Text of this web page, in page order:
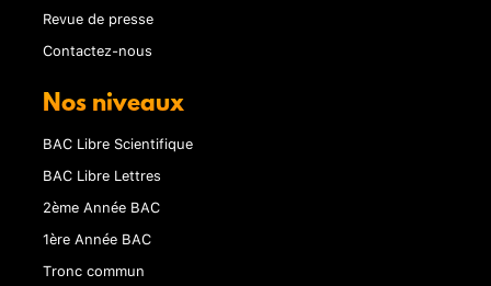
Revue de presse
Contactez-nous
Nos niveaux
BAC Libre Scientifique
BAC Libre Lettres
2ème Année BAC
1ère Année BAC
Tronc commun